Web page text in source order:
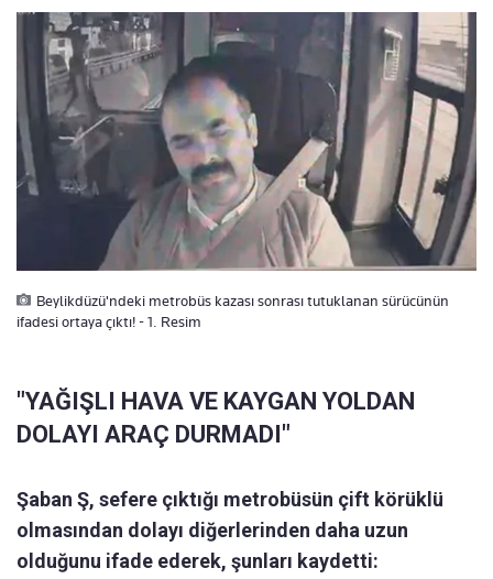
Beylikdüzü'ndeki metrobüs kazası sonrası tutuklanan sürücünün
ifadesi ortaya çıktı! - 1. Resim
"YAĞIŞLI HAVA VE KAYGAN YOLDAN
DOLAYI ARAÇ DURMADI"
Şaban Ş, sefere çıktığı metrobüsün çift körüklü
olmasından dolayı diğerlerinden daha uzun
olduğunu ifade ederek, şunları kaydetti: